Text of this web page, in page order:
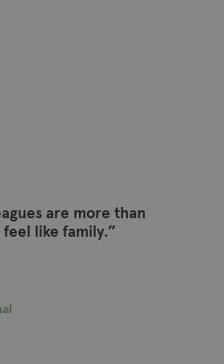
are more than
like family.”